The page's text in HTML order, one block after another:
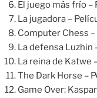
El juego más frío –
La jugadora –
Computer Chess –
La defensa Luzhin
La reina de Katwe
The Dark Horse –
Game Over: